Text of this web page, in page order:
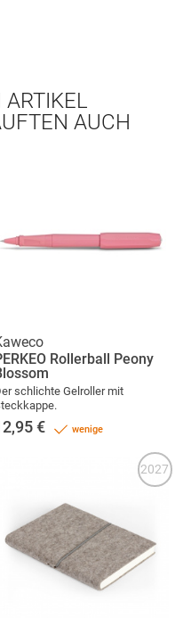
ARTIKEL
AUCH
Rollerball Peony
schlichte Gelroller mit
€ wenige
2027